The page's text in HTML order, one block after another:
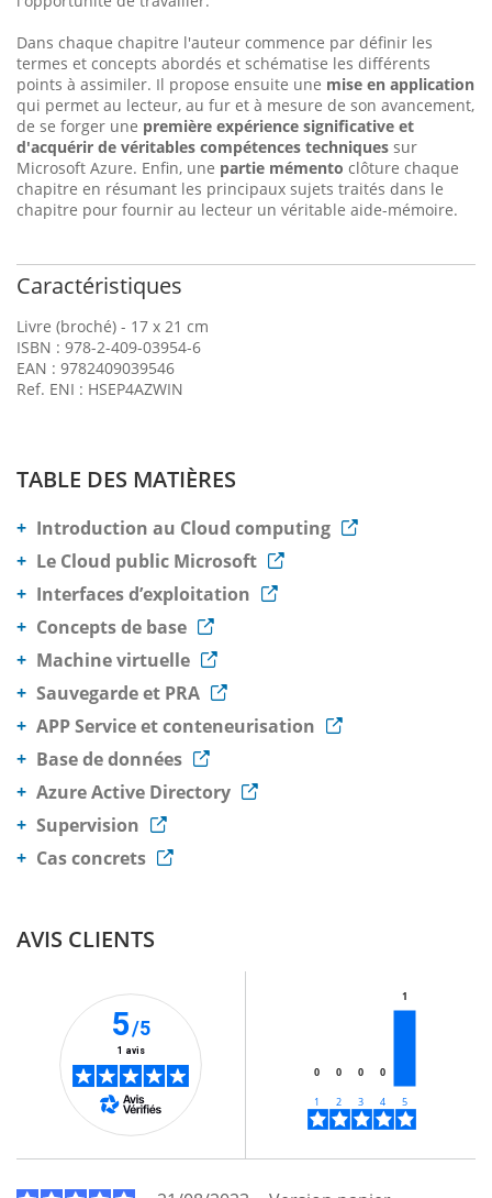
Dans chaque chapitre l'auteur commence par définir les
termes et concepts abordés et schématise les différents
points à assimiler. Il propose ensuite une mise en application
qui permet au lecteur, au fur et à mesure de son avancement,
de se forger une première expérience significative et
d'acquérir de véritables compétences techniques sur
Microsoft Azure. Enfin, une partie mémento clôture chaque
chapitre en résumant les principaux sujets traités dans le
chapitre pour fournir au lecteur un véritable aide-mémoire.
Caractéristiques
Livre (broché) - 17 x 21 cm
ISBN : 978-2-409-03954-6
EAN : 9782409039546
Ref. ENI : HSEP4AZWIN
TABLE DES MATIÈRES
Introduction au Cloud computing
Le Cloud public Microsoft
Interfaces d’exploitation
Concepts de base
Machine virtuelle
Sauvegarde et PRA
APP Service et conteneurisation
Base de données
Azure Active Directory
Supervision
Cas concrets
AVIS CLIENTS
5/5
1 avis
0 0 0 0
1